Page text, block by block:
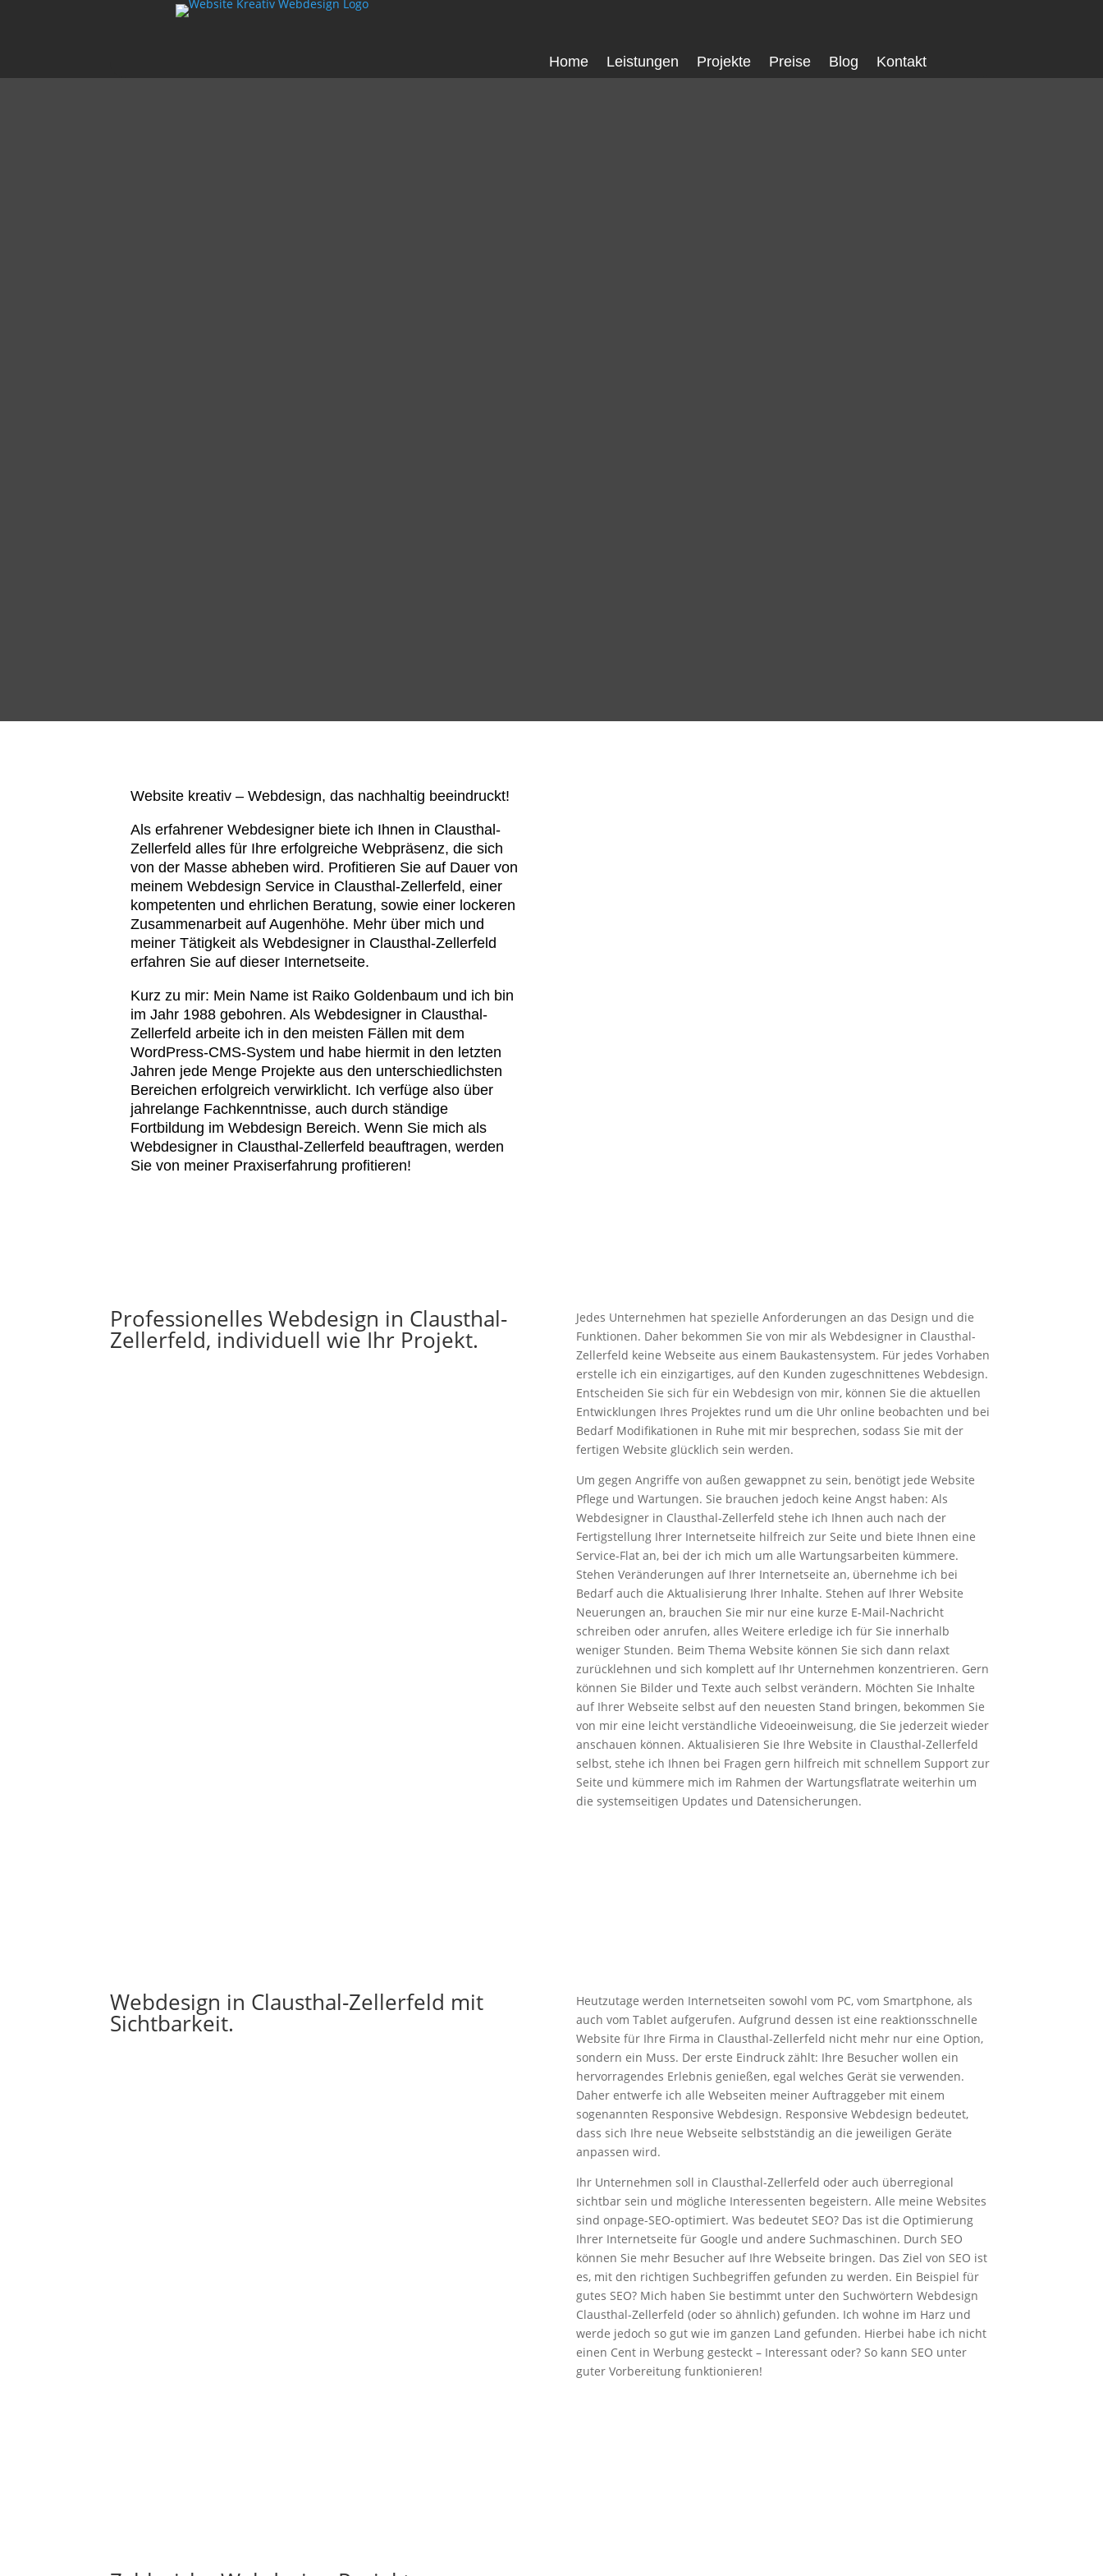
Home Leistungen Projekte Preise Blog Kontakt
Website kreativ – Webdesign, das nachhaltig beeindruckt!
Als erfahrener Webdesigner biete ich Ihnen in Clausthal-
Zellerfeld alles für Ihre erfolgreiche Webpräsenz, die sich
von der Masse abheben wird. Profitieren Sie auf Dauer von
meinem Webdesign Service in Clausthal-Zellerfeld, einer
kompetenten und ehrlichen Beratung, sowie einer lockeren
Zusammenarbeit auf Augenhöhe. Mehr über mich und
meiner Tätigkeit als Webdesigner in Clausthal-Zellerfeld
erfahren Sie auf dieser Internetseite.
Kurz zu mir: Mein Name ist Raiko Goldenbaum und ich bin
im Jahr 1988 gebohren. Als Webdesigner in Clausthal-
Zellerfeld arbeite ich in den meisten Fällen mit dem
WordPress-CMS-System und habe hiermit in den letzten
Jahren jede Menge Projekte aus den unterschiedlichsten
Bereichen erfolgreich verwirklicht. Ich verfüge also über
jahrelange Fachkenntnisse, auch durch ständige
Fortbildung im Webdesign Bereich. Wenn Sie mich als
Webdesigner in Clausthal-Zellerfeld beauftragen, werden
Sie von meiner Praxiserfahrung profitieren!
Professionelles Webdesign in Clausthal-
Zellerfeld, individuell wie Ihr Projekt.
Jedes Unternehmen hat spezielle Anforderungen an das Design und die
Funktionen. Daher bekommen Sie von mir als Webdesigner in Clausthal-
Zellerfeld keine Webseite aus einem Baukastensystem. Für jedes Vorhaben
erstelle ich ein einzigartiges, auf den Kunden zugeschnittenes Webdesign.
Entscheiden Sie sich für ein Webdesign von mir, können Sie die aktuellen
Entwicklungen Ihres Projektes rund um die Uhr online beobachten und bei
Bedarf Modifikationen in Ruhe mit mir besprechen, sodass Sie mit der
fertigen Website glücklich sein werden.
Um gegen Angriffe von außen gewappnet zu sein, benötigt jede Website
Pflege und Wartungen. Sie brauchen jedoch keine Angst haben: Als
Webdesigner in Clausthal-Zellerfeld stehe ich Ihnen auch nach der
Fertigstellung Ihrer Internetseite hilfreich zur Seite und biete Ihnen eine
Service-Flat an, bei der ich mich um alle Wartungsarbeiten kümmere.
Stehen Veränderungen auf Ihrer Internetseite an, übernehme ich bei
Bedarf auch die Aktualisierung Ihrer Inhalte. Stehen auf Ihrer Website
Neuerungen an, brauchen Sie mir nur eine kurze E-Mail-Nachricht
schreiben oder anrufen, alles Weitere erledige ich für Sie innerhalb
weniger Stunden. Beim Thema Website können Sie sich dann relaxt
zurücklehnen und sich komplett auf Ihr Unternehmen konzentrieren. Gern
können Sie Bilder und Texte auch selbst verändern. Möchten Sie Inhalte
auf Ihrer Webseite selbst auf den neuesten Stand bringen, bekommen Sie
von mir eine leicht verständliche Videoeinweisung, die Sie jederzeit wieder
anschauen können. Aktualisieren Sie Ihre Website in Clausthal-Zellerfeld
selbst, stehe ich Ihnen bei Fragen gern hilfreich mit schnellem Support zur
Seite und kümmere mich im Rahmen der Wartungsflatrate weiterhin um
die systemseitigen Updates und Datensicherungen.
Webdesign in Clausthal-Zellerfeld mit
Sichtbarkeit.
Heutzutage werden Internetseiten sowohl vom PC, vom Smartphone, als
auch vom Tablet aufgerufen. Aufgrund dessen ist eine reaktionsschnelle
Website für Ihre Firma in Clausthal-Zellerfeld nicht mehr nur eine Option,
sondern ein Muss. Der erste Eindruck zählt: Ihre Besucher wollen ein
hervorragendes Erlebnis genießen, egal welches Gerät sie verwenden.
Daher entwerfe ich alle Webseiten meiner Auftraggeber mit einem
sogenannten Responsive Webdesign. Responsive Webdesign bedeutet,
dass sich Ihre neue Webseite selbstständig an die jeweiligen Geräte
anpassen wird.
Ihr Unternehmen soll in Clausthal-Zellerfeld oder auch überregional
sichtbar sein und mögliche Interessenten begeistern. Alle meine Websites
sind onpage-SEO-optimiert. Was bedeutet SEO? Das ist die Optimierung
Ihrer Internetseite für Google und andere Suchmaschinen. Durch SEO
können Sie mehr Besucher auf Ihre Webseite bringen. Das Ziel von SEO ist
es, mit den richtigen Suchbegriffen gefunden zu werden. Ein Beispiel für
gutes SEO? Mich haben Sie bestimmt unter den Suchwörtern Webdesign
Clausthal-Zellerfeld (oder so ähnlich) gefunden. Ich wohne im Harz und
werde jedoch so gut wie im ganzen Land gefunden. Hierbei habe ich nicht
einen Cent in Werbung gesteckt – Interessant oder? So kann SEO unter
guter Vorbereitung funktionieren!